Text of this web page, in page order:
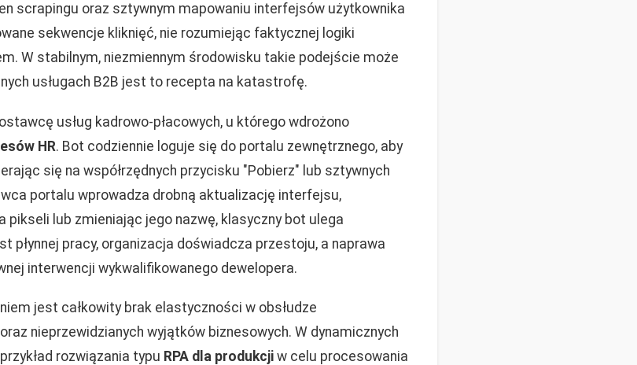
scrapingu oraz sztywnym mapowaniu interfejsów użytkownika
sekwencje kliknięć, nie rozumiejąc faktycznej logiki
W stabilnym, niezmiennym środowisku takie podejście może
usługach B2B jest to recepta na katastrofę.
usług kadrowo-płacowych, u którego wdrożono
HR. Bot codziennie loguje się do portalu zewnętrznego, aby
się na współrzędnych przycisku "Pobierz" lub sztywnych
portalu wprowadza drobną aktualizację interfejsu,
pikseli lub zmieniając jego nazwę, klasyczny bot ulega
płynnej pracy, organizacja doświadcza przestoju, a naprawa
interwencji wykwalifikowanego dewelopera.
jest całkowity brak elastyczności w obsłudze
nieprzewidzianych wyjątków biznesowych. W dynamicznych
rozwiązania typu RPA dla produkcji w celu procesowania